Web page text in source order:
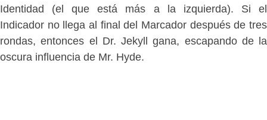
Identidad (el que está más a la izquierda). Si el
Indicador no llega al final del Marcador después de tres
rondas, entonces el Dr. Jekyll gana, escapando de la
oscura influencia de Mr. Hyde.